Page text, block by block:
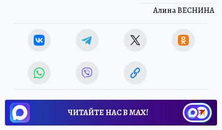
Алина ВЕСНИНА
ЧИТАЙТЕ НАС В МАХ!